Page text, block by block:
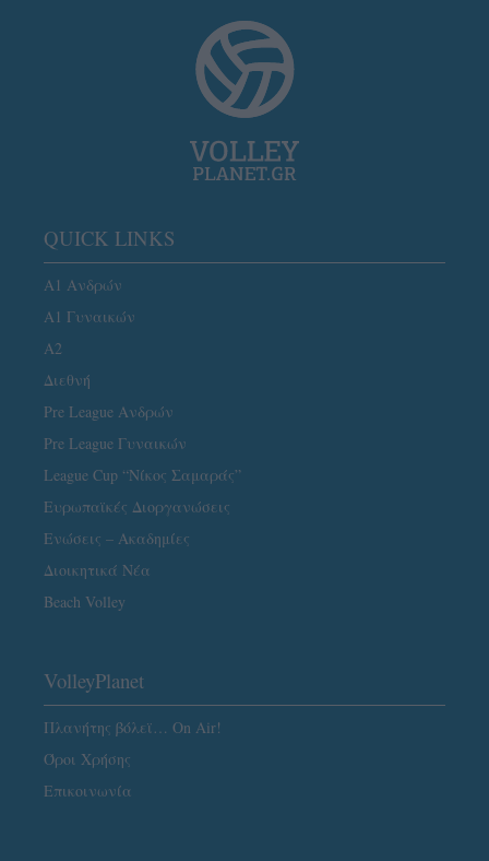
QUICK LINKS
Α1 Ανδρών
Α1 Γυναικών
A2
Διεθνή
Pre League Ανδρών
Pre League Γυναικών
League Cup “Νίκος Σαμαράς”
Ευρωπαϊκές Διοργανώσεις
Ενώσεις – Ακαδημίες
Διοικητικά Νέα
Beach Volley
VolleyPlanet
Πλανήτης βόλεϊ… On Air!
Όροι Χρήσης
Επικοινωνία